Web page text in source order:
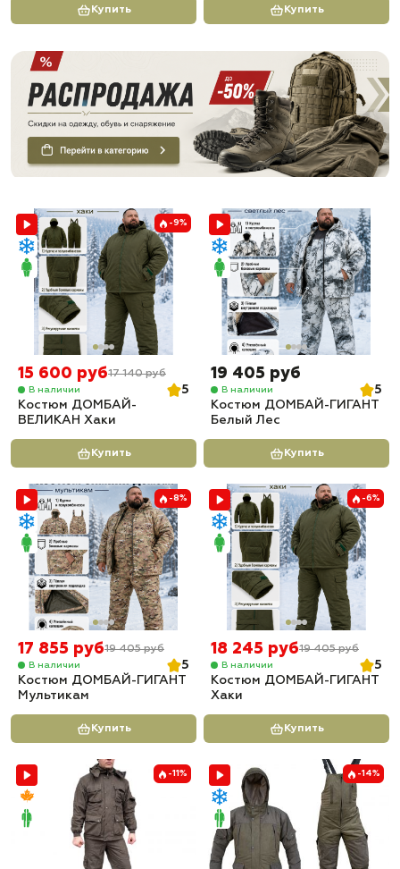
Купить Купить
-9%
15 600 руб17 140 руб
В наличии
5
Костюм ДОМБАЙ-
ВЕЛИКАН Хаки
Купить
19 405 руб
В наличии
5
Костюм ДОМБАЙ-ГИГАНТ
Белый Лес
Купить
-8%
17 855 руб19 405 руб
В наличии
5
Костюм ДОМБАЙ-ГИГАНТ
Мультикам
Купить
-6%
18 245 руб19 405 руб
В наличии
5
Костюм ДОМБАЙ-ГИГАНТ
Хаки
Купить
-11% -14%